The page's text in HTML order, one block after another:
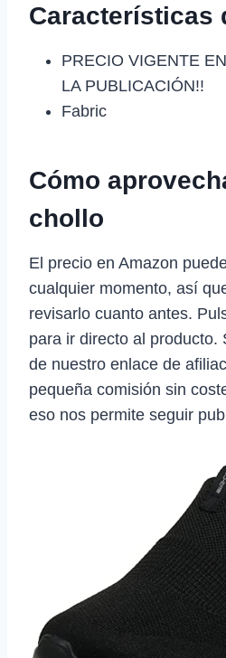
Características
PRECIO VIGENTE
LA PUBLICACIÓN!!
Fabric
Cómo
chollo
El precio en Amazon
cualquier momento, así
revisarlo cuanto antes.
para ir directo al producto.
de nuestro enlace de
pequeña comisión sin
eso nos permite seguir